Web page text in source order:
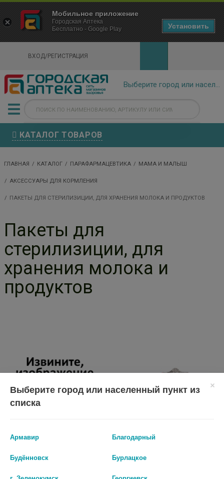
ВХОД/РЕГИСТРАЦИЯ
КАТАЛОГ ТОВАРОВ
ГЛАВНАЯ КАТАЛОГ ПАРАФАРМАЦЕВТИКА МАМА И МАЛЫШ
АКСЕССУАРЫ ДЛЯ КОРМЛЕНИЯ
ПАКЕТЫ ДЛЯ СТЕРИЛИЗИЦИИ, ДЛЯ ХРАНЕНИЯ МОЛОКА И ПРОДУКТОВ
Пакеты для
стерилизиции, для
хранения молока и
продуктов
×
Городская Аптека Маркетплейс
- In Google Play
Выберите город или населенный пункт из
списка
Армавир Благодарный
Будённовск Бурлацкое
Мобильное приложение
Городская Аптека
Бесплатно - Google Play
Установить